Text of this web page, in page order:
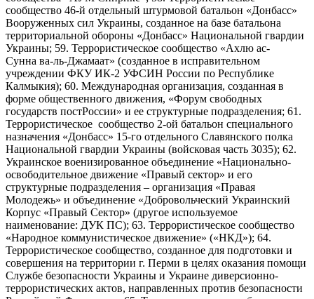
сообщество 46-й отдельный штурмовой батальон «Донбасс»
Вооруженных сил Украины, созданное на базе батальона
территориальной обороны «Донбасс» Национальной гвардии
Украины; 59. Террористическое сообщество «Ахлю ас-
Сунна ва-ль-Джамаат» (созданное в исправительном
учреждении ФКУ ИК-2 УФСИН России по Республике
Калмыкия); 60. Международная организация, созданная в
форме общественного движения, «Форум свободных
государств постРоссии» и ее структурные подразделения; 61.
Террористическое сообщество 2-ой батальон специального
назначения «Донбасс» 15-го отдельного Славянского полка
Национальной гвардии Украины (войсковая часть 3035); 62.
Украинское военизированное объединение «Национально-
освободительное движение «Правый сектор» и его
структурные подразделения – организация «Правая
Молодежь» и объединение «Добровольческий Украинский
Корпус «Правый Сектор» (другое используемое
наименование: ДУК ПС); 63. Террористическое сообщество
«Народное коммунистическое движение» («НКД»); 64.
Террористическое сообщество, созданное для подготовки и
совершения на территории г. Перми в целях оказания помощи
Службе безопасности Украины и Украине диверсионно-
террористических актов, направленных против безопасности